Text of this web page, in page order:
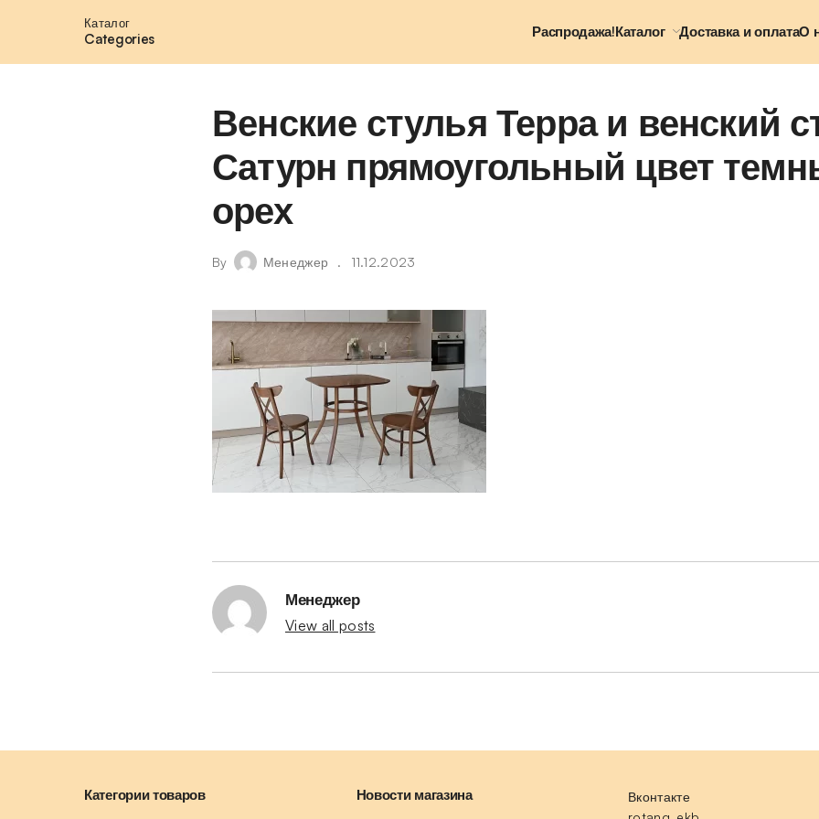
Каталог
Categories Распродажа!Каталог Доставка и оплатаО
Венские стулья Терра и венский
Сатурн прямоугольный цвет
орех
By Менеджер 11.12.2023
Менеджер
View all posts
Категории товаров Новости магазина
Вконтакте